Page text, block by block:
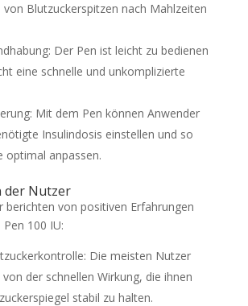
Blutzuckerspitzen nach Mahlzeiten
Der Pen ist leicht zu bedienen
eine schnelle und unkomplizierte
Mit dem Pen können Anwender
Insulindosis einstellen und so
optimal anpassen.
der Nutzer
berichten von positiven Erfahrungen
100 IU:
Die meisten Nutzer
der schnellen Wirkung, die ihnen
stabil zu halten.